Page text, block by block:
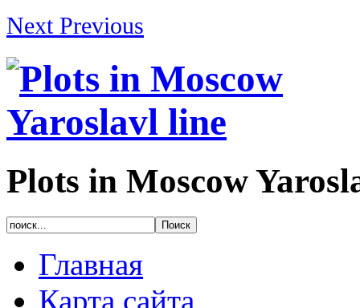
Next Previous
Plots in Moscow
Главная
Карта сайта